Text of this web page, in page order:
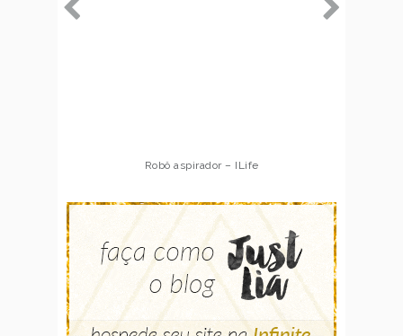
Robô aspirador – ILife